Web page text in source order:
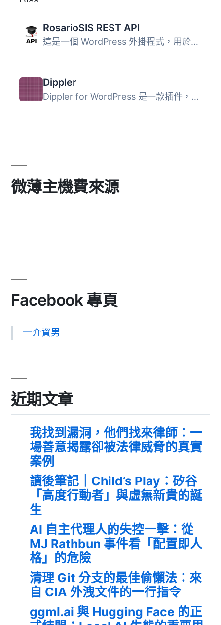
RosarioSIS REST API
這是一個 WordPress 外掛程式，用於連接 RosarioSIS REST API...
Dippler
Dippler for WordPress 是一款插件，可將 WordPress 博客轉變...
微薄主機費來源
Facebook 專頁
一介資男
近期文章
我找到漏洞，他們找來律師：一
場善意揭露卻被法律威脅的真實
案例
讀後筆記｜Child’s Play：矽谷
「高度行動者」與虛無新貴的誕
生
AI 自主代理人的失控一擊：從
MJ Rathbun 事件看「配置即人
格」的危險
清理 Git 分支的最佳偷懶法：來
自 CIA 外洩文件的一行指令
ggml.ai 與 Hugging Face 的正